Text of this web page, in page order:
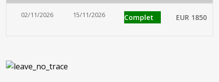
02/11/2026 15/11/2026 Complet EUR 1850